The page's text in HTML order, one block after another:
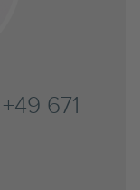
671